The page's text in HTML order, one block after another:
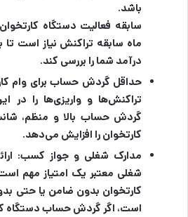
باشد.
ماه سابقه تراکنش نیاز است
درآمد شما را بررسی کند.
حداقل گردش حساب برای وام
تراکنش‌ها و واریزی‌ها را در
گردش حساب بالا و منظم،
کارتخوان را افزایش می‌دهد.
مدارک شغلی و جواز کسب:
شغلی معتبر یک امتیاز مهم
کارتخوان بدون ضامن یا حتی
است، اگر گردش حساب دستگاه